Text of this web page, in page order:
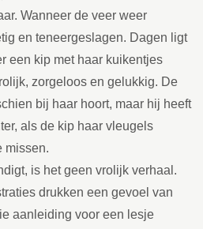
Wanneer de veer weer
en teneergeslagen. Dagen ligt
een kip met haar kuikentjes
zorgeloos en gelukkig. De
bij haar hoort, maar hij heeft
als de kip haar vleugels
missen.
is het geen vrolijk verhaal.
drukken een gevoel van
aanleiding voor een lesje